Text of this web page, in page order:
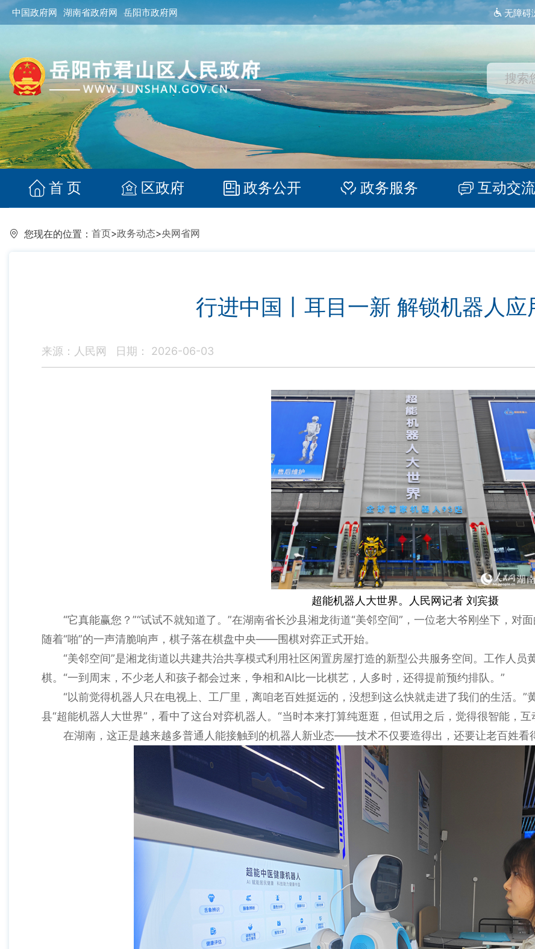
中国政府网 湖南省政府网 岳阳市政府网 无障碍
首 页 区政府 政务公开 政务服务 互动交流
您现在的位置： 首页>政务动态>央网省网
行进中国丨耳目一新 解锁机器人应
来源：人民网 日期： 2026-06-03
超能机器人大世界。人民网记者 刘宾摄
“它真能赢您？”“试试不就知道了。”在湖南省长沙县湘龙街道“美邻空间”，一位老大爷刚坐下，对
随着“啪”的一声清脆响声，棋子落在棋盘中央——围棋对弈正式开始。
“美邻空间”是湘龙街道以共建共治共享模式利用社区闲置房屋打造的新型公共服务空间。工作人
棋。“一到周末，不少老人和孩子都会过来，争相和AI比一比棋艺，人多时，还得提前预约排队。”
“以前觉得机器人只在电视上、工厂里，离咱老百姓挺远的，没想到这么快就走进了我们的生活。
县“超能机器人大世界”，看中了这台对弈机器人。“当时本来打算纯逛逛，但试用之后，觉得很智能，互
在湖南，这正是越来越多普通人能接触到的机器人新业态——技术不仅要造得出，还要让老百姓看